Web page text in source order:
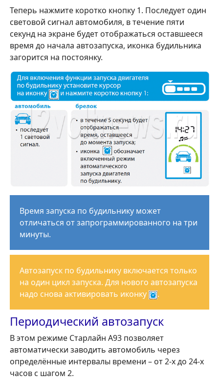
Теперь нажмите коротко кнопку 1. Последует один
световой сигнал автомобиля, в течение пяти
секунд на экране будет отображаться оставшееся
время до начала автозапуска, иконка будильника
загорится на постоянку.
Время запуска по будильнику может
отличаться от запрограммированного на три
минуты.
Автозапуск по будильнику включается только
на один цикл запуска. Для нового автозапуска
надо снова активировать иконку
.
Периодический автозапуск
В этом режиме Старлайн А93 позволяет
автоматически заводить автомобиль через
определённые интервалы времени – от 2-х до 24-х
часов с шагом 2.